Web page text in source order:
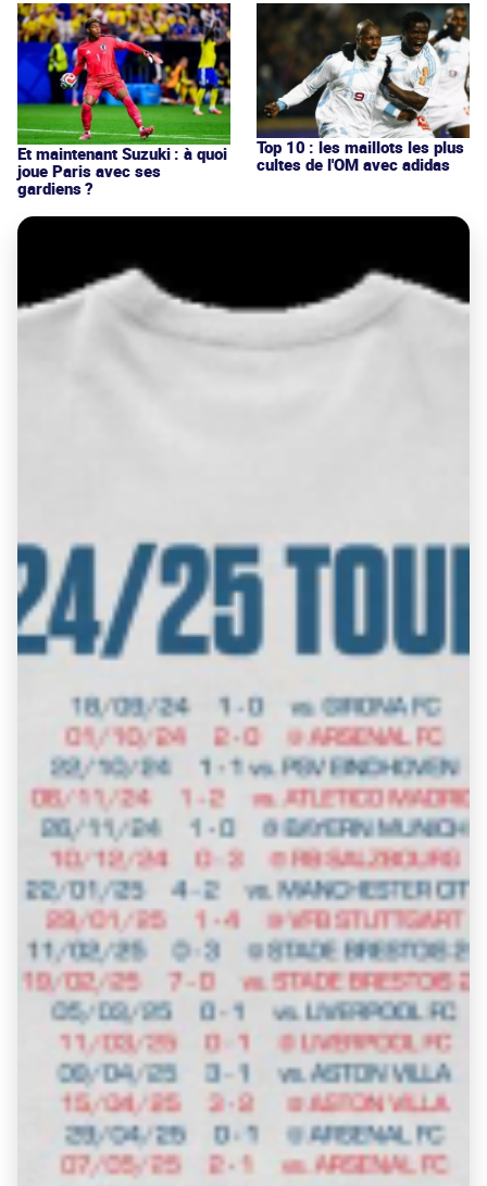
Et maintenant Suzuki : à quoi
joue Paris avec ses
gardiens ?
Top 10 : les maillots les plus
cultes de l'OM avec adidas